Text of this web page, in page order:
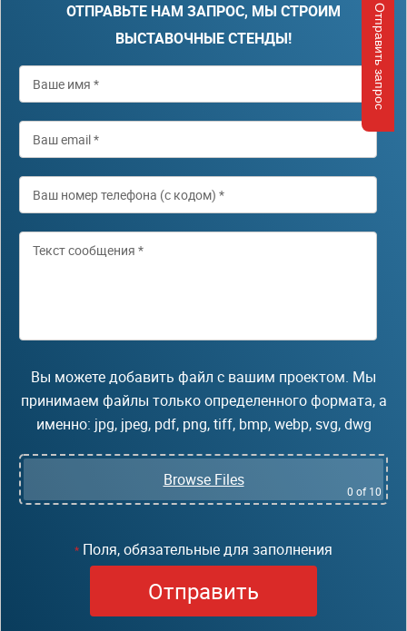
Отправить запрос
ОТПРАВЬТЕ НАМ ЗАПРОС, МЫ СТРОИМ
ВЫСТАВОЧНЫЕ СТЕНДЫ!
Вы можете добавить файл с вашим проектом. Мы
принимаем файлы только определенного формата, а
именно: jpg, jpeg, pdf, png, tiff, bmp, webp, svg, dwg
Browse Files
0 of 10
* Поля, обязательные для заполнения